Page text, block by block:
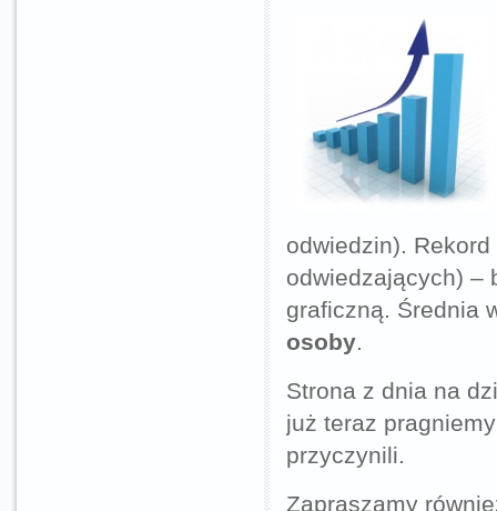
odwiedzin).
odwiedzających) –
graficzną. Średnia
osoby.
Strona z dnia na
już teraz
przyczynili.
Zapraszamy